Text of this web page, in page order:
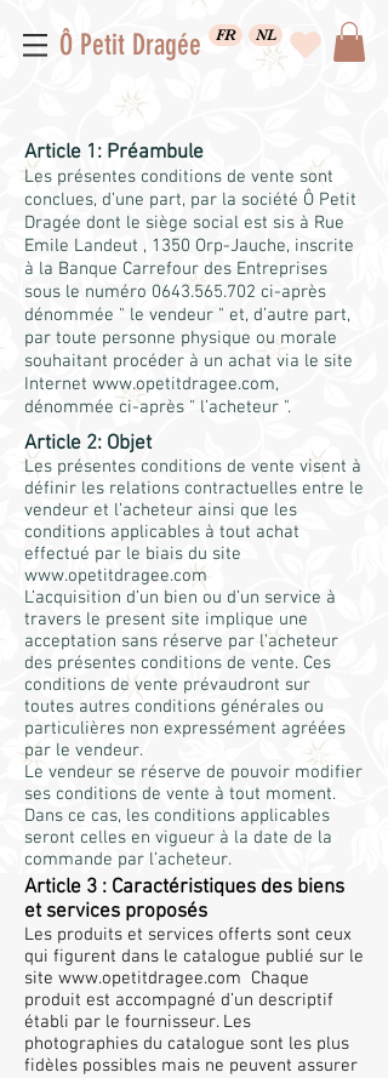
Ô Petit Dragée FR NL
Article 1: Préambule
Les présentes conditions de vente sont
conclues, d’une part, par la société Ô Petit
Dragée dont le siège social est sis à Rue
Emile Landeut , 1350 Orp-Jauche, inscrite
à la Banque Carrefour des Entreprises
sous le numéro 0643.565.702 ci-après
dénommée " le vendeur " et, d’autre part,
par toute personne physique ou morale
souhaitant procéder à un achat via le site
Internet www.opetitdragee.com,
dénommée ci-après " l’acheteur ".
Article 2: Objet
Les présentes conditions de vente visent à
définir les relations contractuelles entre le
vendeur et l’acheteur ainsi que les
conditions applicables à tout achat
effectué par le biais du site
www.opetitdragee.com
L’acquisition d’un bien ou d’un service à
travers le present site implique une
acceptation sans réserve par l’acheteur
des présentes conditions de vente. Ces
conditions de vente prévaudront sur
toutes autres conditions générales ou
particulières non expressément agréées
par le vendeur.
Le vendeur se réserve de pouvoir modifier
ses conditions de vente à tout moment.
Dans ce cas, les conditions applicables
seront celles en vigueur à la date de la
commande par l’acheteur.
Article 3 : Caractéristiques des biens
et services proposés
Les produits et services offerts sont ceux
qui figurent dans le catalogue publié sur le
site www.opetitdragee.com Chaque
produit est accompagné d’un descriptif
établi par le fournisseur. Les
photographies du catalogue sont les plus
fidèles possibles mais ne peuvent assurer